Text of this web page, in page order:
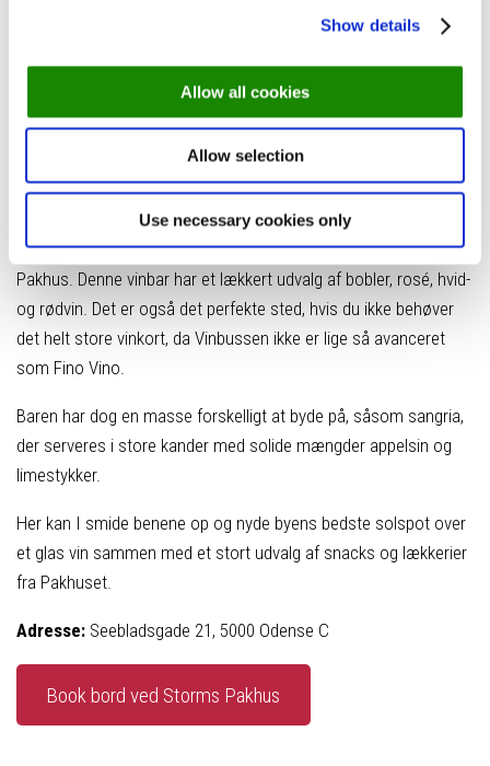
Show details
Allow all cookies
Allow selection
Use necessary cookies only
Vinbussen
Det mest oplagte valg til et glas vin på de lune sommeraftener
er helt klart Vinbussen, der ligger på pladsen ved Storms
Pakhus. Denne vinbar har et lækkert udvalg af bobler, rosé, hvid-
og rødvin. Det er også det perfekte sted, hvis du ikke behøver
det helt store vinkort, da Vinbussen ikke er lige så avanceret
som Fino Vino.
Baren har dog en masse forskelligt at byde på, såsom sangria,
der serveres i store kander med solide mængder appelsin og
limestykker.
Her kan I smide benene op og nyde byens bedste solspot over
et glas vin sammen med et stort udvalg af snacks og lækkerier
fra Pakhuset.
Adresse: Seebladsgade 21, 5000 Odense C
Book bord ved Storms Pakhus